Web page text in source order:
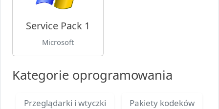
Service Pack 1
Microsoft
Kategorie oprogramowania
Przeglądarki i wtyczki Pakiety kodeków